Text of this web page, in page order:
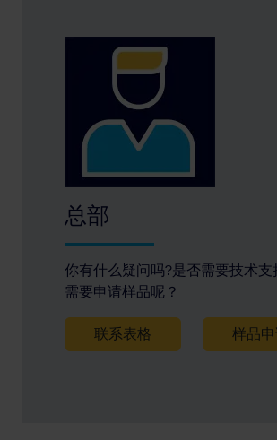
总部
你有什么疑问吗?是否需要技术支
需要申请样品呢？
联系表格 样品